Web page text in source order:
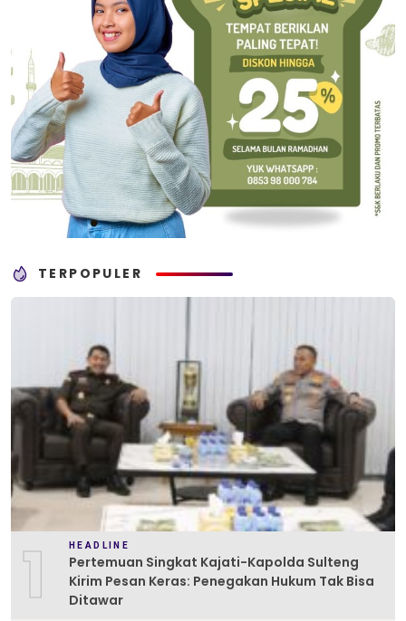
TERPOPULER
1 HEADLINE
Pertemuan Singkat Kajati-Kapolda Sulteng
Kirim Pesan Keras: Penegakan Hukum Tak Bisa
Ditawar